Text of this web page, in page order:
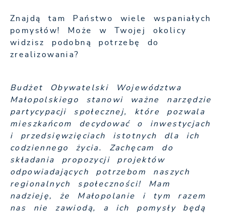
Znajdą tam Państwo wiele wspaniałych
pomysłów! Może w Twojej okolicy
widzisz podobną potrzebę do
zrealizowania?
Budżet Obywatelski Województwa
Małopolskiego stanowi ważne narzędzie
partycypacji społecznej, które pozwala
mieszkańcom decydować o inwestycjach
i przedsięwzięciach istotnych dla ich
codziennego życia. Zachęcam do
składania propozycji projektów
odpowiadających potrzebom naszych
regionalnych społeczności! Mam
nadzieję, że Małopolanie i tym razem
nas nie zawiodą, a ich pomysły będą